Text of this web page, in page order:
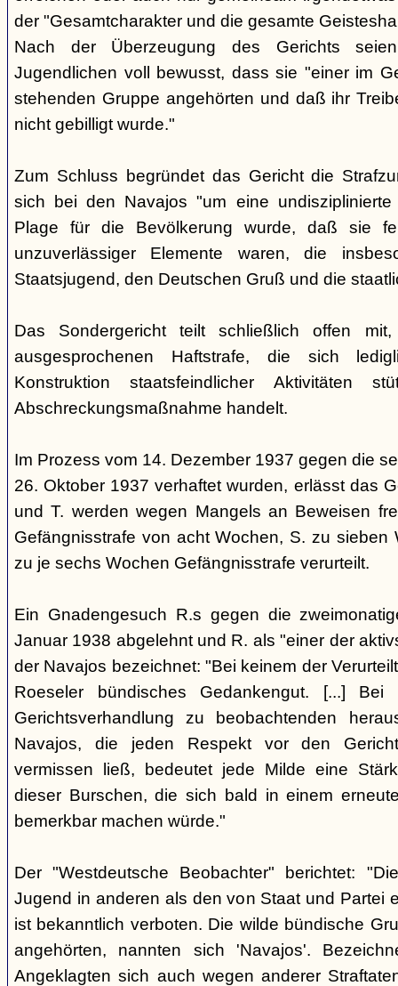
der "Gesamtcharakter und die gesamte
Nach der Überzeugung des Gerichts
Jugendlichen voll bewusst, dass sie "einer im
stehenden Gruppe angehörten und daß ihr
nicht gebilligt wurde."
Zum Schluss begründet das Gericht die
sich bei den Navajos "um eine
Plage für die Bevölkerung wurde, daß sie
unzuverlässiger Elemente waren, die
Staatsjugend, den Deutschen Gruß und die
Das Sondergericht teilt schließlich offen
ausgesprochenen Haftstrafe, die sich
Konstruktion staatsfeindlicher Aktivitäten
Abschreckungsmaßnahme handelt.
Im Prozess vom 14. Dezember 1937 gegen die
26. Oktober 1937 verhaftet wurden, erlässt das
und T. werden wegen Mangels an Beweisen
Gefängnisstrafe von acht Wochen, S. zu sieben
zu je sechs Wochen Gefängnisstrafe verurteilt.
Ein Gnadengesuch R.s gegen die
Januar 1938 abgelehnt und R. als "einer der
der Navajos bezeichnet: "Bei keinem der
Roeseler bündisches Gedankengut. [...]
Gerichtsverhandlung zu beobachtenden
Navajos, die jeden Respekt vor den
vermissen ließ, bedeutet jede Milde eine
dieser Burschen, die sich bald in einem
bemerkbar machen würde."
Der "Westdeutsche Beobachter" berichtet:
Jugend in anderen als den von Staat und Partei
ist bekanntlich verboten. Die wilde bündische
angehörten, nannten sich 'Navajos'.
Angeklagten sich auch wegen anderer